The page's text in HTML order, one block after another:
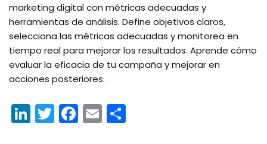
marketing digital con métricas adecuadas y
herramientas de análisis. Define objetivos claros,
selecciona las métricas adecuadas y monitorea en
tiempo real para mejorar los resultados. Aprende cómo
evaluar la eficacia de tu campaña y mejorar en
acciones posteriores.
Li
n
T
w
F
a
E
m